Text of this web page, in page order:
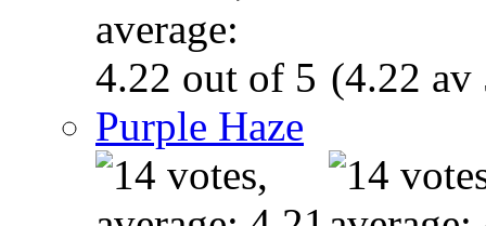
(4.22 av
Purple Haze